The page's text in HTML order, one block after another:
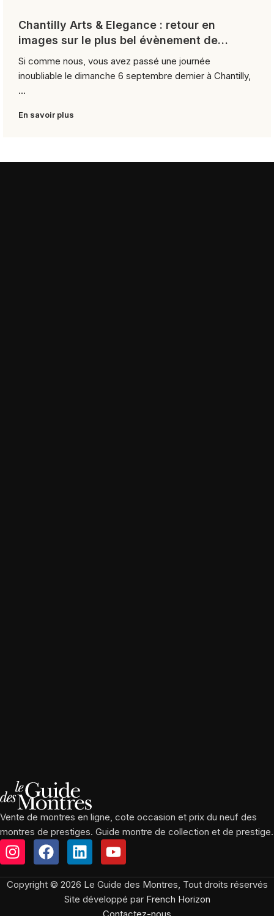
Chantilly Arts & Elegance : retour en
images sur le plus bel évènement de
l’année
Si comme nous, vous avez passé une journée
inoubliable le dimanche 6 septembre dernier à Chantilly,
...
En savoir plus
Vente de montres en ligne, cote occasion et prix du neuf des
montres de prestiges. Guide montre de collection et de prestige.
Copyright © 2026 Le Guide des Montres, Tout droits réservés
Site développé par French Horizon